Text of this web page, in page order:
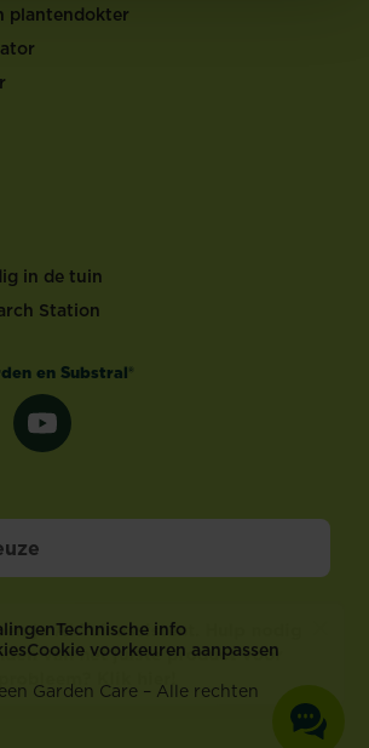
plantendokter
in de tuin
Station
en Substral®
Technische info
Cookie voorkeuren aanpassen
Garden Care – Alle rechten